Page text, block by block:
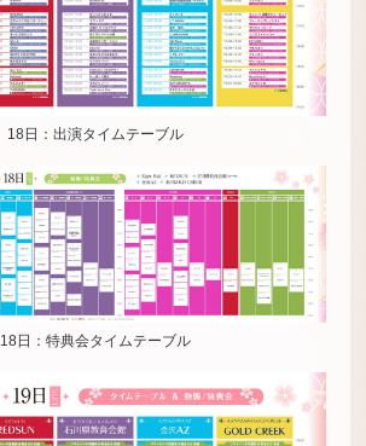
18日：出演タイムテーブル
18日：特典会タイムテーブル